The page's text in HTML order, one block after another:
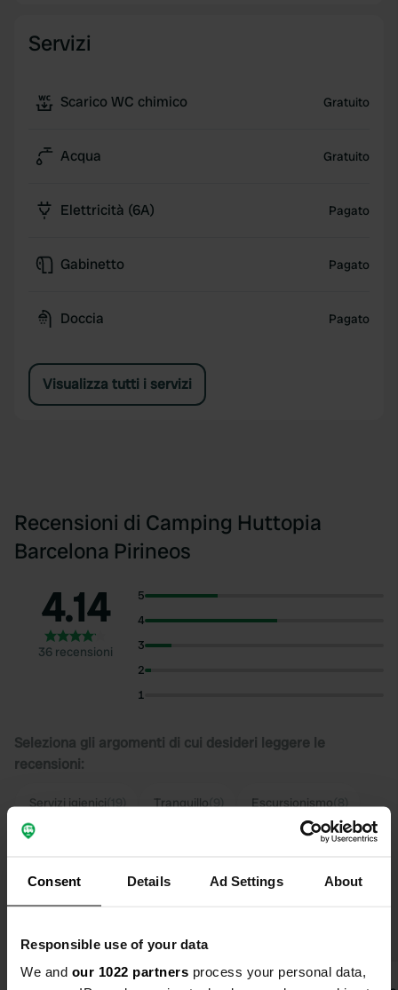
Consent Details Ad Settings About
Responsible use of your data
We and our 1022 partners process your personal data,
Servizi
Scarico WC chimico Gratuito
Acqua Gratuito
Elettricità (6A) Pagato
Gabinetto Pagato
Doccia Pagato
Visualizza tutti i servizi
Recensioni di Camping Huttopia
Barcelona Pirineos
4.14
36 recensioni
5
4
3
2
1
Seleziona gli argomenti di cui desideri leggere le
recensioni:
Servizi igienici(19) Tranquillo(9) Escursionismo(8)
Cibo